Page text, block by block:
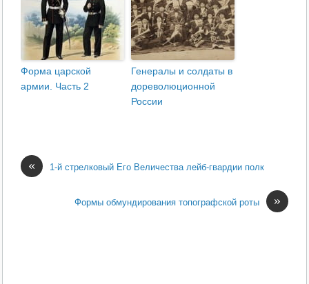
Форма царской
армии. Часть 2
Генералы и солдаты в
дореволюционной
России
« 1-й стрелковый Его Величества лейб-гвардии полк
»
Формы обмундирования топографской роты